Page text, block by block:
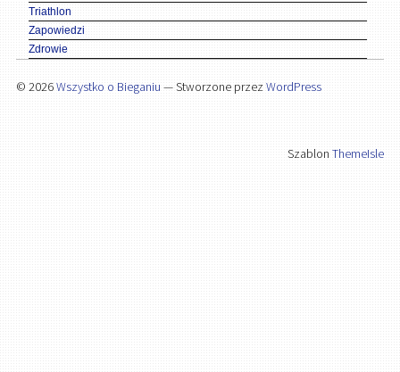
Triathlon
Zapowiedzi
Zdrowie
© 2026Wszystko o Bieganiu — Stworzone przezWordPress
SzablonThemeIsle